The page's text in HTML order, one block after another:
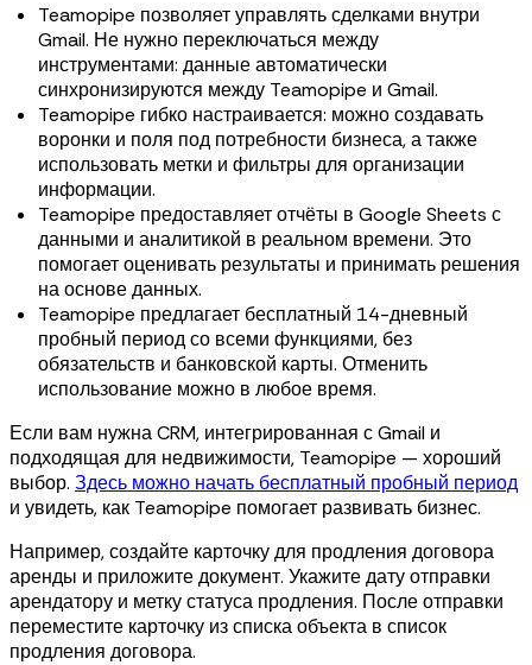
Teamopipe позволяет управлять сделками внутри
Gmail. Не нужно переключаться между
инструментами: данные автоматически
синхронизируются между Teamopipe и Gmail.
Teamopipe гибко настраивается: можно создавать
воронки и поля под потребности бизнеса, а также
использовать метки и фильтры для организации
информации.
Teamopipe предоставляет отчёты в Google Sheets с
данными и аналитикой в реальном времени. Это
помогает оценивать результаты и принимать решения
на основе данных.
Teamopipe предлагает бесплатный 14-дневный
пробный период со всеми функциями, без
обязательств и банковской карты. Отменить
использование можно в любое время.
Если вам нужна CRM, интегрированная с Gmail и
подходящая для недвижимости, Teamopipe — хороший
выбор. Здесь можно начать бесплатный пробный период
и увидеть, как Teamopipe помогает развивать бизнес.
Например, создайте карточку для продления договора
аренды и приложите документ. Укажите дату отправки
арендатору и метку статуса продления. После отправки
переместите карточку из списка объекта в список
продления договора.